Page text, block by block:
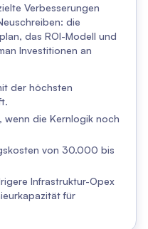
Verbesserungen
die
das ROI-Modell und
Investitionen an
der höchsten
wenn die Kernlogik noch
von 30.000 bis
Infrastruktur-Opex
für